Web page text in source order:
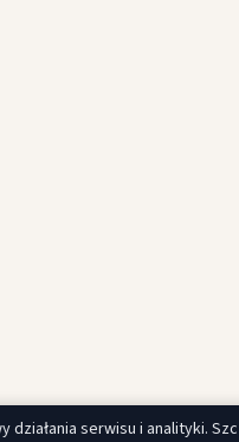
serwisu i analityki.